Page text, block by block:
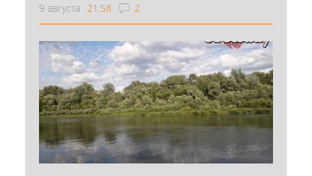
9 августа 21:58 2